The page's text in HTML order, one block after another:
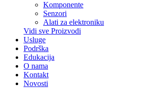
Komponente
Senzori
Alati za elektroniku
Vidi sve Proizvodi
Usluge
Podrška
Edukacija
O nama
Kontakt
Novosti